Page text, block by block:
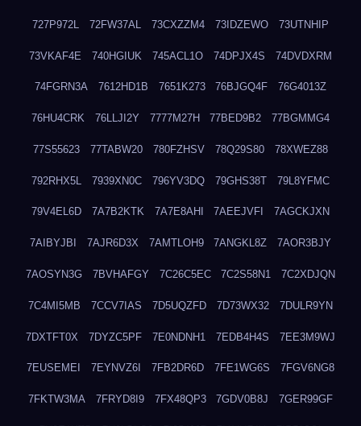
727P972L 72FW37AL 73CXZZM4 73IDZEWO 73UTNHIP
73VKAF4E 740HGIUK 745ACL1O 74DPJX4S 74DVDXRM
74FGRN3A 7612HD1B 7651K273 76BJGQ4F 76G4013Z
76HU4CRK 76LLJI2Y 7777M27H 77BED9B2 77BGMMG4
77S55623 77TABW20 780FZHSV 78Q29S80 78XWEZ88
792RHX5L 7939XN0C 796YV3DQ 79GHS38T 79L8YFMC
79V4EL6D 7A7B2KTK 7A7E8AHI 7AEEJVFI 7AGCKJXN
7AIBYJBI 7AJR6D3X 7AMTLOH9 7ANGKL8Z 7AOR3BJY
7AOSYN3G 7BVHAFGY 7C26C5EC 7C2S58N1 7C2XDJQN
7C4MI5MB 7CCV7IAS 7D5UQZFD 7D73WX32 7DULR9YN
7DXTFT0X 7DYZC5PF 7E0NDNH1 7EDB4H4S 7EE3M9WJ
7EUSEMEI 7EYNVZ6I 7FB2DR6D 7FE1WG6S 7FGV6NG8
7FKTW3MA 7FRYD8I9 7FX48QP3 7GDV0B8J 7GER99GF